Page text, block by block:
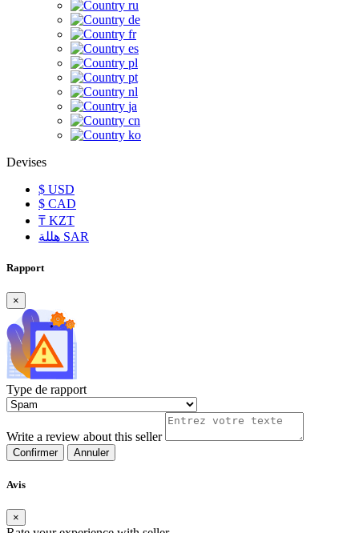
ru
de
fr
es
pl
pt
nl
ja
cn
ko
Devises
$ USD
$ CAD
₸ KZT
SAR
Rapport
×
Type de rapport
Write a review about this seller
Confirmer Annuler
Avis
×